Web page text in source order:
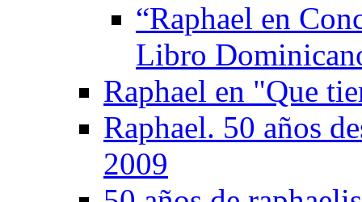
“Raphael en
Libro
Raphael en "Que
Raphael. 50 años
2009